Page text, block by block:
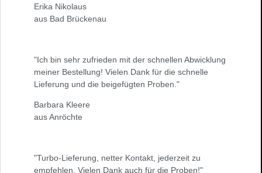
Erika Nikolaus
aus Bad Brückenau
"Ich bin sehr zufrieden mit der schnellen Abwicklung
meiner Bestellung! Vielen Dank für die schnelle
Lieferung und die beigefügten Proben."
Barbara Kleere
aus Anröchte
"Turbo-Lieferung, netter Kontakt, jederzeit zu
empfehlen. Vielen Dank auch für die Proben!"